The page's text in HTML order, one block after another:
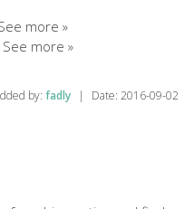
more »
more »
by: fadly | Date: 2016-09-02